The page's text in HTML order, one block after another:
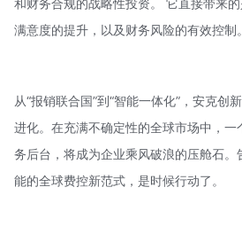
满意度的提升，以及财务风险的有效控制。
从“报销联合国”到“智能一体化”，安克创
进化。在充满不确定性的全球市场中，
务后台，将成为企业乘风破浪的压舱石
能的全球费控新范式，是时候行动了。